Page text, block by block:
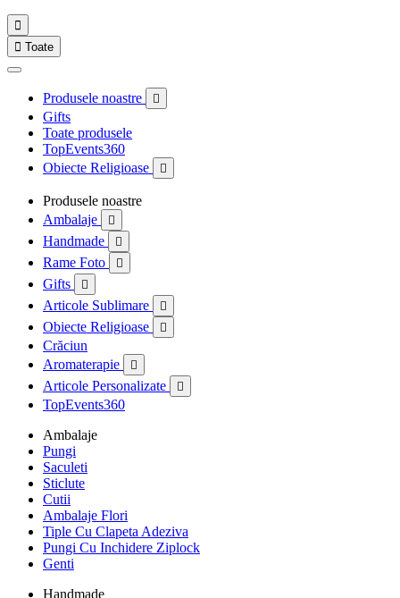

 Toate
Produsele noastre 
Gifts
Toate produsele
TopEvents360
Obiecte Religioase

Produsele noastre
Ambalaje

Handmade 
Rame Foto 
Gifts 
Articole Sublimare 
Obiecte Religioase 
Crăciun
Aromaterapie

Articole Personalizate 
TopEvents360
Ambalaje
Pungi
Saculeti
Sticlute
Cutii
Ambalaje Flori
Tiple Cu Clapeta Adeziva
Pungi Cu Inchidere Ziplock
Genti
Handmade